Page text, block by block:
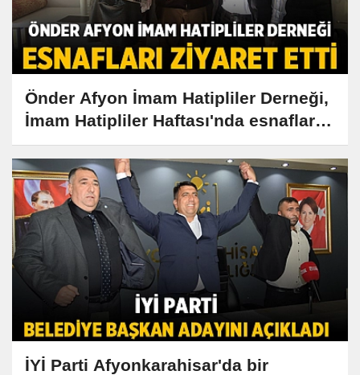
Önder Afyon İmam Hatipliler Derneği,
İmam Hatipliler Haftası'nda esnaflarla
buluştu
İYİ Parti Afyonkarahisar'da bir